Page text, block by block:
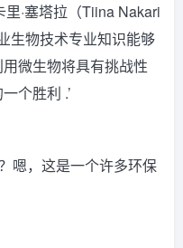
·塞塔拉（Tiina Nakari
生物技术专业知识能够
微生物将具有挑战性
个胜利 .’
嗯，这是一个许多环保